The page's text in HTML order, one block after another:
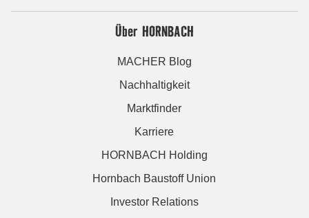
Über HORNBACH
MACHER Blog
Nachhaltigkeit
Marktfinder
Karriere
HORNBACH Holding
Hornbach Baustoff Union
Investor Relations